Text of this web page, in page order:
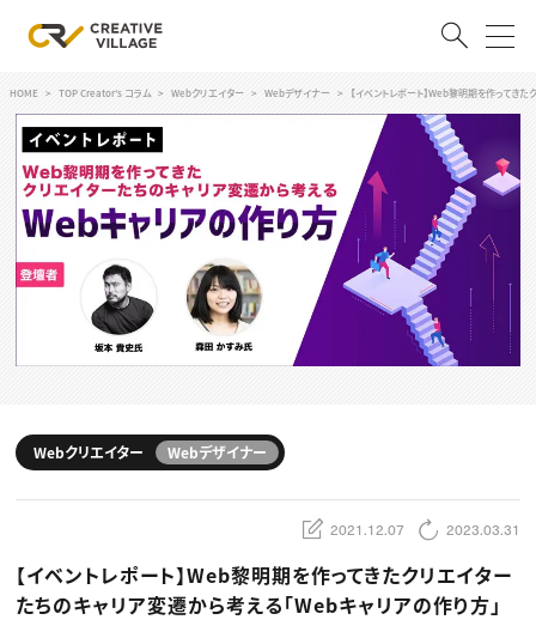
ログイン 会員登録
RECRUIT
クリエイター求人を探す
CREATIVE JOB求人検索
特集求人
採用説明会
スキルアップしたい！
デザイン
編集・ライティング
マーケティング
ディレクション
業界解説・キャリア事情
TOP Creator’s コラム
Webクリエイター
アプリクリエイター
ゲームクリエイター
映像クリエイター
セミナー
HOME TOP Creator's コラム Webクリエイター Webデザイナー 【イベントレポート】Web黎明期を作ってき
Webクリエイター Webデザイナー
2021.12.07 2023.03.31
【イベントレポート】Web黎明期を作ってきたクリエイター
たちのキャリア変遷から考える「Webキャリアの作り方」